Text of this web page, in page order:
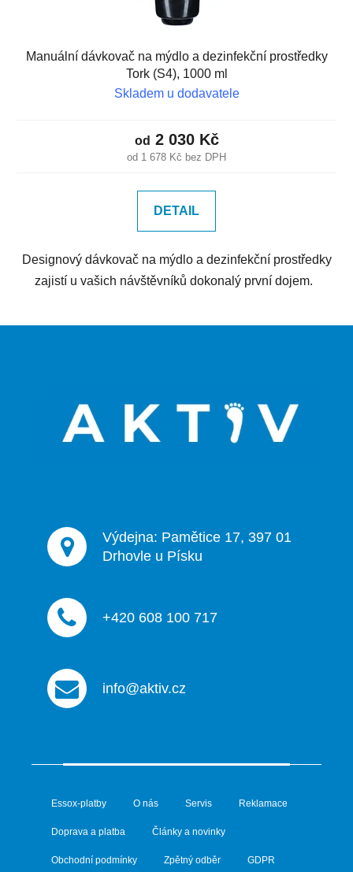
Manuální dávkovač na mýdlo a dezinfekční prostředky
Tork (S4), 1000 ml
Skladem u dodavatele
od 1 678 Kč bez DPH
od 2 030 Kč
DETAIL
Designový dávkovač na mýdlo a dezinfekční prostředky
zajistí u vašich návštěvníků dokonalý první dojem.
Výdejna: Pamětice 17, 397 01
Drhovle u Písku
+420 608 100 717
info@aktiv.cz
Essox-platby O nás Servis Reklamace
Doprava a platba Články a novinky
Obchodní podmínky Zpětný odběr GDPR